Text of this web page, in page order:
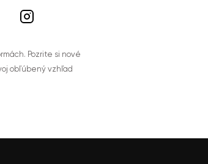
Pozrite si nové
obľúbený vzhľad